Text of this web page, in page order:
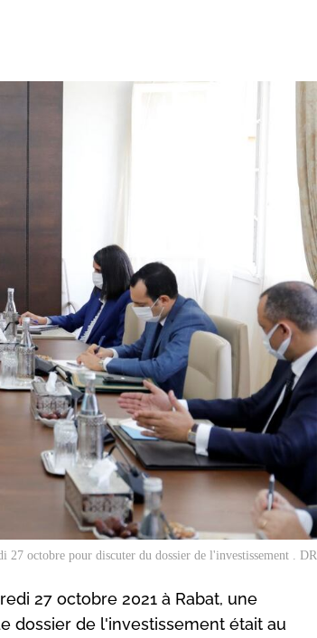
octobre pour discuter du dossier de l'investissement . DR
27 octobre 2021 à Rabat, une
dossier de l'investissement était au